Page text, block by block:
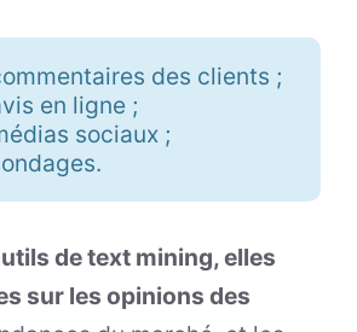
des clients ;
en ligne ;
sociaux ;
de text mining, elles
sur les opinions des